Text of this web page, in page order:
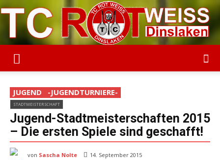
Weiss
JUGEND -JUGENDTURNIERE-
STADTMEISTERSCHAFT
Jugend-Stadtmeisterschaften 2015
– Die ersten Spiele sind geschafft!
von Sascha Nolte 14. September 2015